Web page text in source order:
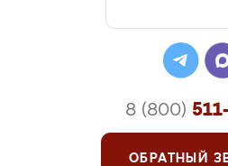
8 (800)
ОБРАТНЫЙ